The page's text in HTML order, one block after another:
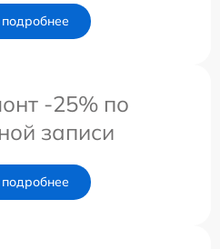
-25% по
записи